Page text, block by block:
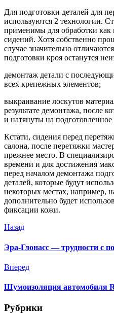
Для подготовки деталей для
используются 2 технологии.
применимы для обработки как
сидений. Хотя собственно
случае значительно
подготовки кроя останутся
демонтаж детали с
всех крепежных элементов;
выкраивание лоскутов
результате демонтажа, после
и натянуты на подготовленное
Кстати, сидения перед
салона, после перетяжки
прежнее место. В
времени и для достижения
перед началом демонтажа
деталей, которые будут
некоторых местах, например,
дополнительно будет
фиксации кожи.
Назад
Эра-Глонасс — трудности с
Вперед
Шумоизоляция автомобиля
Рубрики